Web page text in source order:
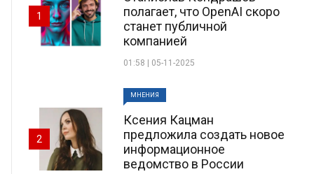
полагает, что OpenAI скоро
станет публичной
компанией
01:58 | 05-11-2025
1
МНЕНИЯ
Ксения Кацман
предложила создать новое
информационное
ведомство в России
2